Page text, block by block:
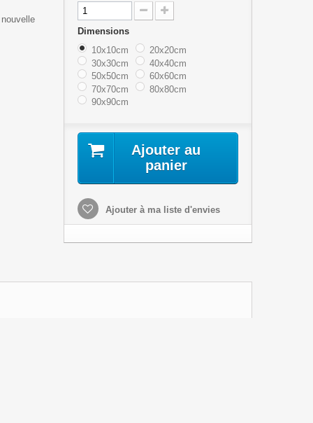
Dimensions
10x10cm
20x20cm
30x30cm
40x40cm
50x50cm
60x60cm
70x70cm
80x80cm
90x90cm
Ajouter au
panier
Ajouter à ma liste d'envies